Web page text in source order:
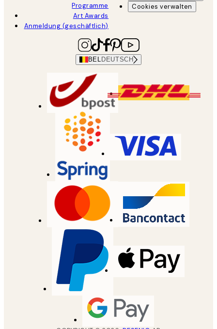
Programme
Art Awards
Anmeldung (geschäftlich)
Cookies verwalten
BEL DEUTSCH